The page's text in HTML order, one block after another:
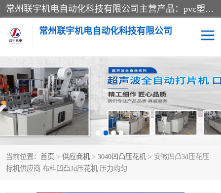
常州联宇机电自动化科技有限公司主营产品：pvc塑料焊机、高频热合机、软膜天花压边机、服装布料凹凸压花机、布料3d压印设备、服装植胶设备、超声波布料花边机、无纺布热合机、全自动压花机。
常州联宇机电自动化科技有限公司
当前位置： 首页 > 供应商机 > 3040凹凸压花机 > 安徽凹凸3d压花压
标机供应商 布料凹凸3d压花机 压力均匀
压花定型机以及压花模具 超声波热合机
高频热合机 超声波花边机
超声波复合压花机 凹凸压花机压标机
3040凹凸压花机 双头服装凹凸压花机